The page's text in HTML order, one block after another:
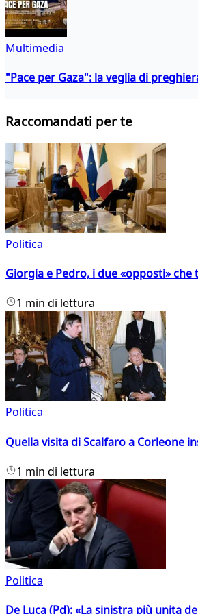
Multimedia
"Pace per Gaza": la veglia di
Raccomandati per te
Politica
Giorgia e Pedro, i due «opposti»
1 min di lettura
Politica
Quella visita di Scalfaro a Corleone
1 min di lettura
Politica
De Luca (Pd): «La sinistra più unita